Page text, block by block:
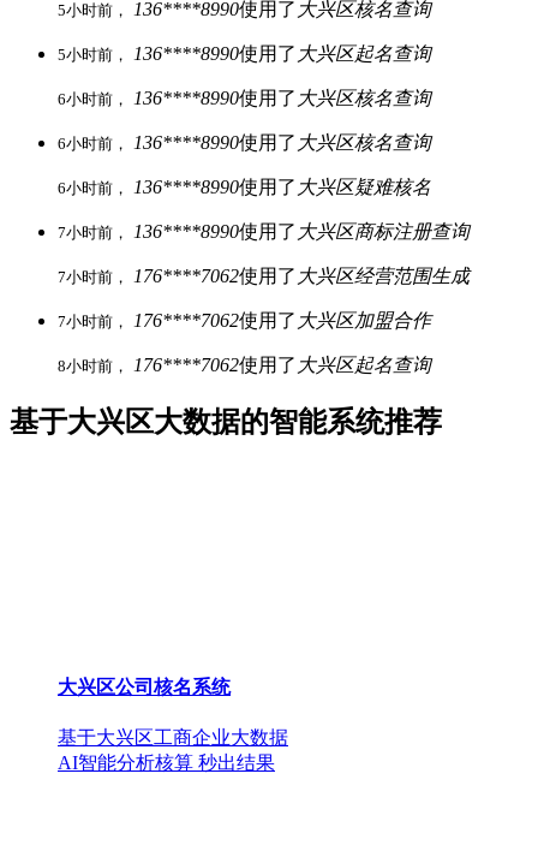
5小时前， 136****8990使用了 大兴区核名查询
5小时前， 136****8990使用了 大兴区起名查询
6小时前， 136****8990使用了 大兴区核名查询
6小时前， 136****8990使用了 大兴区核名查询
6小时前， 136****8990使用了 大兴区疑难核名
7小时前， 136****8990使用了 大兴区商标注册查询
7小时前， 176****7062使用了 大兴区经营范围生成
7小时前， 176****7062使用了 大兴区加盟合作
8小时前， 176****7062使用了 大兴区起名查询
基于大兴区大数据的智能系统推荐
大兴区公司核名系统
基于大兴区工商企业大数据
AI智能分析核算 秒出结果